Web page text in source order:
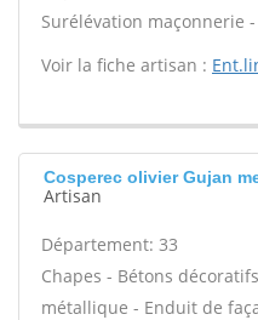
Surélévation maçonnerie -
Voir la fiche artisan :
Cosperec olivier Gujan
Artisan
Département: 33
Chapes - Bétons
métallique - Enduit de